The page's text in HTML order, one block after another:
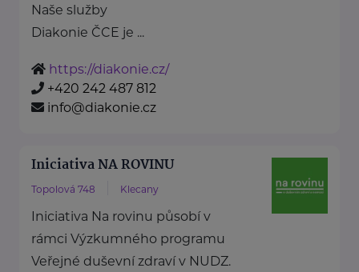
Naše služby
Diakonie ČCE je ...
https://diakonie.cz/
+420 242 487 812
info@diakonie.cz
Iniciativa NA ROVINU
Topolová 748 Klecany
Iniciativa Na rovinu působí v
rámci Výzkumného programu
Veřejné duševní zdraví v NUDZ.